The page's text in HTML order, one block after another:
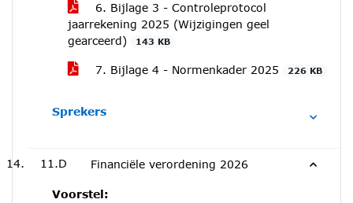
6. Bijlage 3 - Controleprotocol
jaarrekening 2025 (Wijzigingen geel
gearceerd)
143 KB
7. Bijlage 4 - Normenkader 2025 226 KB
Sprekers
11.D Financiële verordening 2026
Voorstel: